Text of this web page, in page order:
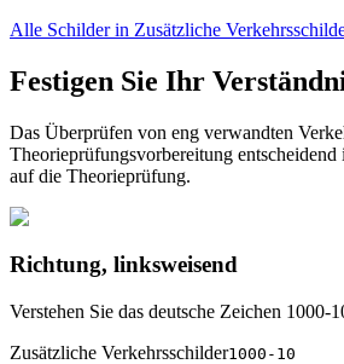
Alle Schilder in Zusätzliche
Festigen Sie Ihr
Das Überprüfen von eng verwandten
Theorieprüfungsvorbereitung
auf die Theorieprüfung.
Richtung, linksweisend
Verstehen Sie das deutsche Zeichen
Zusätzliche Verkehrsschilder1000-10